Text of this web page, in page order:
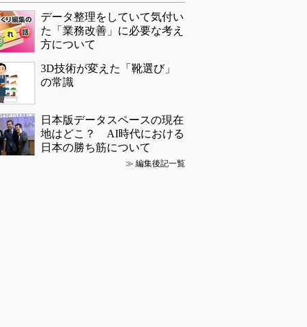
データ整理をしていて気付い
た「業務改善」に必要な考え
方について
3D技術が変えた「靴選び」
の常識
日本版データスペースの現在
地はどこ？ AI時代における
日本の勝ち筋について
≫ 編集後記一覧